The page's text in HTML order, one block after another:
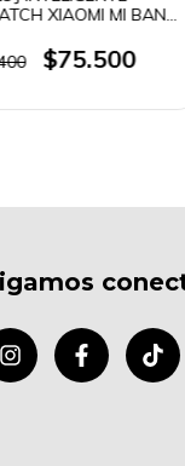
XIAOMI MI BAND
$75.500